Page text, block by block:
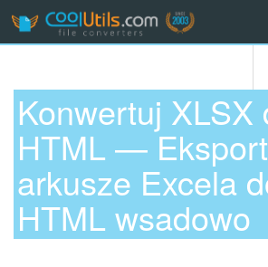
Konwertuj XLSX
HTML —
arkusze Excela
HTML wsadowo